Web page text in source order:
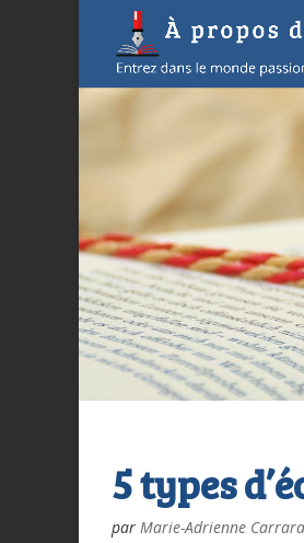
5 types
par Marie-Adrienne Carrara